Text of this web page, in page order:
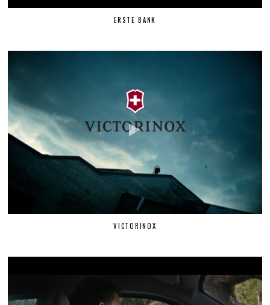
ERSTE BANK
VICTORINOX